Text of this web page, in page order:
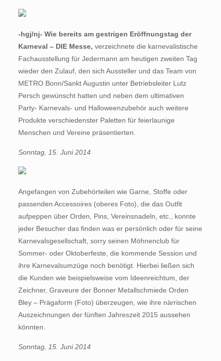
-hgj/nj- Wie bereits am gestrigen Eröffnungstag der
Karneval – DIE Messe, verzeichnete die karnevalistische
Fachausstellung für Jedermann am heutigen zweiten Tag
wieder den Zulauf, den sich Aussteller und das Team von
METRO Bonn/Sankt Augustin unter Betriebsleiter Lutz
Persch gewünscht hatten und neben dem ultimativen
Party- Karnevals- und Halloweenzubehör auch weitere
Produkte verschiedenster Paletten für feierlaunige
Menschen und Vereine präsentierten.
Sonntag, 15. Juni 2014
Angefangen von Zubehörteilen wie Garne, Stoffe oder
passenden Accessoires (oberes Foto), die das Outfit
aufpeppen über Orden, Pins, Vereinsnadeln, etc., konnte
jeder Besucher das finden was er persönlich oder für seine
Karnevalsgesellschaft, sorry seinen Möhnenclub für
Sommer- oder Oktoberfeste, die kommende Session und
ihre Karnevalsumzüge noch benötigt. Hierbei ließen sich
die Kunden wie beispielsweise vom Ideenreichtum, der
Zeichner, Graveure der Bonner Metallschmiede Orden
Bley – Prägaform (Foto) überzeugen, wie ihre närrischen
Auszeichnungen der fünften Jahreszeit 2015 aussehen
könnten.
Sonntag, 15. Juni 2014